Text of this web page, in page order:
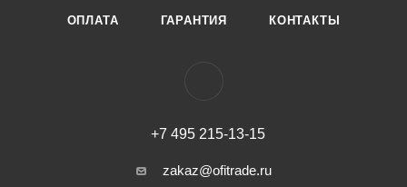
ОПЛАТА ГАРАНТИЯ КОНТАКТЫ
+7 495 215-13-15
zakaz@ofitrade.ru